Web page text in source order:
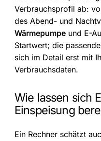
Verbrauchsprofil ab:
des Abend- und
Wärmepumpeund E-
Startwert; die
sich im Detail erst mit
Verbrauchsdaten.
Wie lassen sich
Einspeisung
Ein Rechner schätzt